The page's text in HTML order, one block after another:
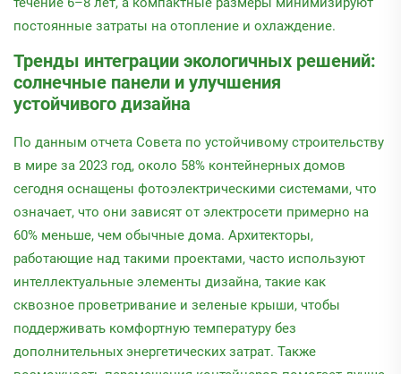
постоянные затраты на отопление и охлаждение.
Тренды интеграции экологичных решений:
солнечные панели и улучшения
устойчивого дизайна
По данным отчета Совета по устойчивому строительству
в мире за 2023 год, около 58% контейнерных домов
сегодня оснащены фотоэлектрическими системами, что
означает, что они зависят от электросети примерно на
60% меньше, чем обычные дома. Архитекторы,
работающие над такими проектами, часто используют
интеллектуальные элементы дизайна, такие как
сквозное проветривание и зеленые крыши, чтобы
поддерживать комфортную температуру без
дополнительных энергетических затрат. Также